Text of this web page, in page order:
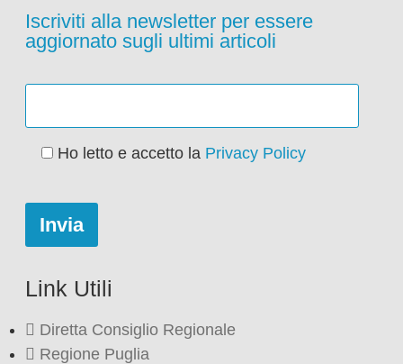
Iscriviti alla newsletter per essere
aggiornato sugli ultimi articoli
Ho letto e accetto la Privacy Policy
Link Utili
Diretta Consiglio Regionale
Regione Puglia